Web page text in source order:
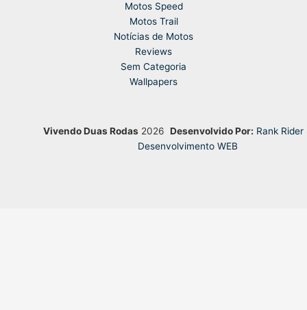
Motos Speed
Motos Trail
Notícias de Motos
Reviews
Sem Categoria
Wallpapers
Vivendo Duas Rodas2026 Desenvolvido Por: Rank Rider
Desenvolvimento WEB